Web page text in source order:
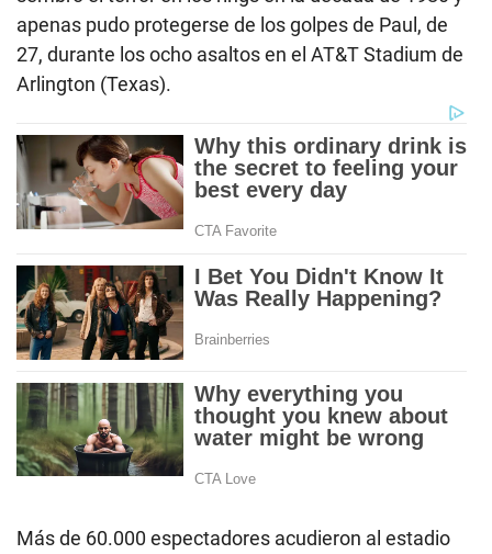
apenas pudo protegerse de los golpes de Paul, de
27, durante los ocho asaltos en el AT&T Stadium de
Arlington (Texas).
Más de 60.000 espectadores acudieron al estadio